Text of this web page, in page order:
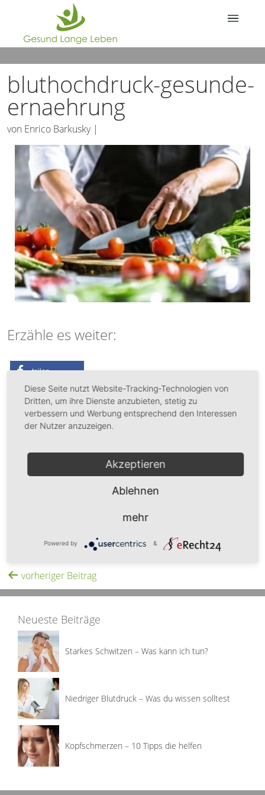
Deine Frage?
bluthochdruck-gesunde-
ernaehrung
von Enrico Barkusky|
Erzähle es weiter:
teilen
Das könnte Dich auch interessieren:
sie vermeidest!
schaffst du es…
vorheriger Beitrag
Neueste Beiträge
Starkes Schwitzen – Was kann ich tun?
Niedriger Blutdruck – Was du wissen solltest
Kopfschmerzen – 10 Tipps die helfen
Diese Seite nutzt Website-Tracking-Technologien von
Dritten, um ihre Dienste anzubieten, stetig zu
verbessern und Werbung entsprechend den Interessen
der Nutzer anzuzeigen.
Akzeptieren
Ablehnen
mehr
Powered by &